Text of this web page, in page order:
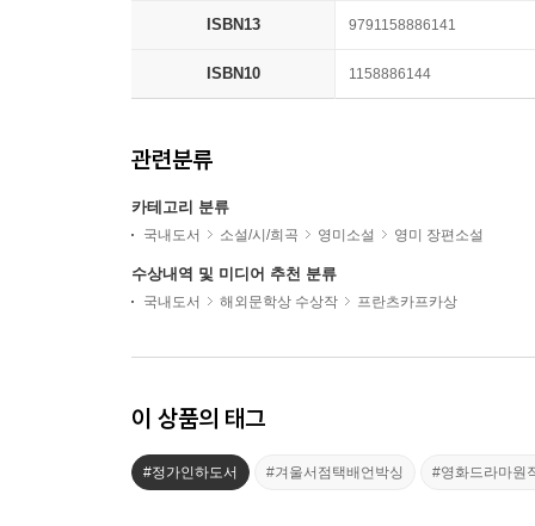
ISBN13 9791158886141
ISBN10 1158886144
관련분류
카테고리 분류
국내도서 소설/시/희곡 영미소설 영미 장편소설
수상내역 및 미디어 추천 분류
국내도서 해외문학상 수상작 프란츠카프카상
이 상품의 태그
#정가인하도서 #겨울서점택배언박싱 #영화드라마원